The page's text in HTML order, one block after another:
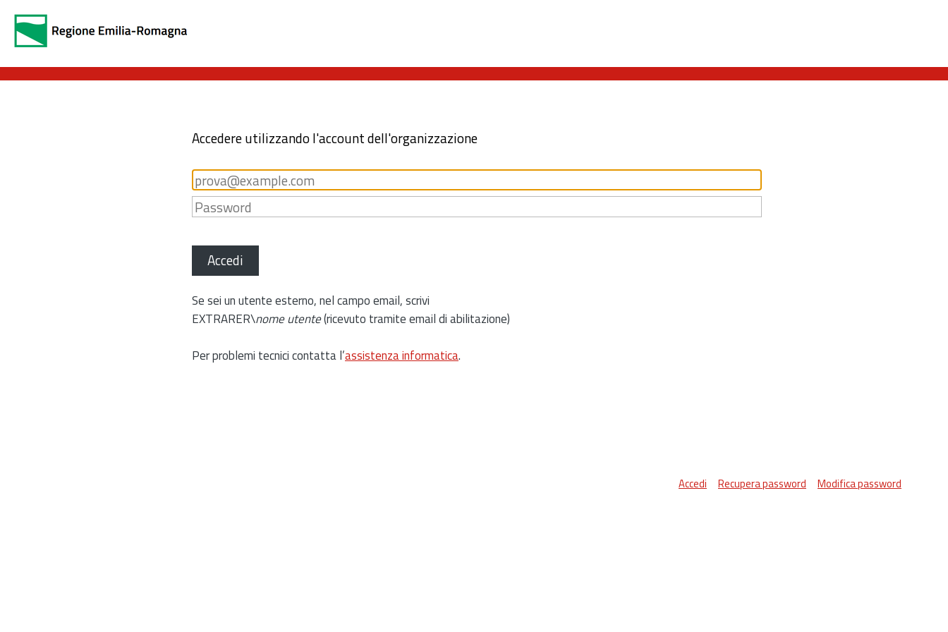
Accedere utilizzando l'account dell'organizzazione
Accedi
Se sei un utente esterno, nel campo email, scrivi
EXTRARER\nome utente(ricevuto tramite email di abilitazione)
Per problemi tecnici contatta l’assistenza informatica.
Accedi Recupera password Modifica password